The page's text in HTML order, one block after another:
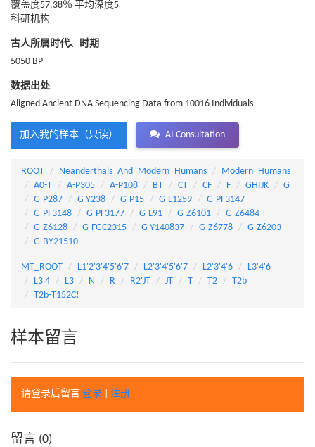
覆盖度57.38％ 平均深度5
科研机构
古人所属时代、时期
5050 BP
数据出处
Aligned Ancient DNA Sequencing Data from 10016 Individuals
加入我的样本（只读） AI Consultation
ROOT Neanderthals_And_Modern_Humans
Modern_Humans
A0-T
A-P305 A-P108 BT CT CF F GHIJK
G
G-P287
G-Y238 G-P15 G-L1259
G-PF3147
G-PF3148
G-PF3177 G-L91 G-Z6101
G-Z6484
G-Z6128
G-FGC2315 G-Y140837 G-Z6778
G-Z6203
G-BY21510
MT_ROOT L1'2'3'4'5'6'7 L2'3'4'5'6'7 L2'3'4'6
L3'4'6
L3'4
L3 N R R2'JT JT T T2
T2b
T2b-T152C!
样本留言
请登录后留言 登录 注册
留言 (0)